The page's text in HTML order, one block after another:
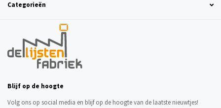
Categorieën
Blijf op de hoogte
Volg ons op social media en blijf op de hoogte van de laatste nieuwtjes!